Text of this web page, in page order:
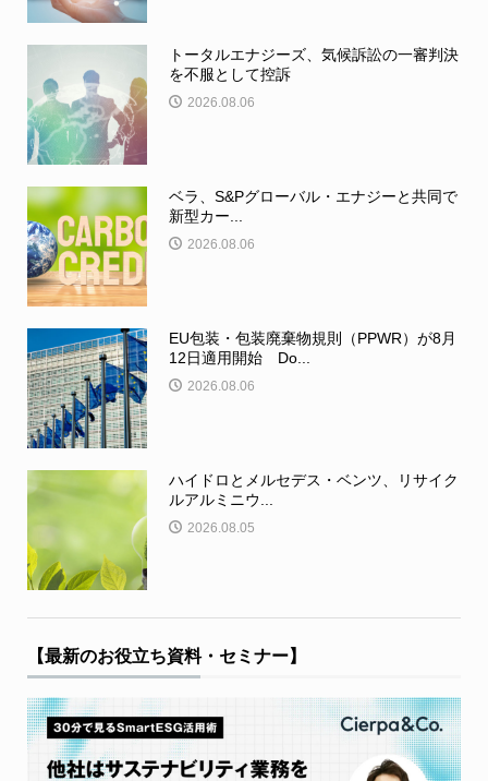
トータルエナジーズ、気候訴訟の一審判決
を不服として控訴
2026.08.06
ベラ、S&Pグローバル・エナジーと共同で
新型カー...
2026.08.06
EU包装・包装廃棄物規則（PPWR）が8月
12日適用開始 Do...
2026.08.06
ハイドロとメルセデス・ベンツ、リサイク
ルアルミニウ...
2026.08.05
【最新のお役立ち資料・セミナー】